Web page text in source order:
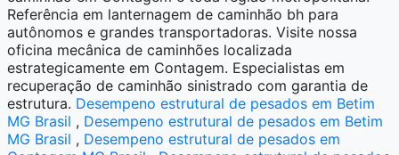
Referência em lanternagem de caminhão bh para
autônomos e grandes transportadoras. Visite nossa
oficina mecânica de caminhões localizada
estrategicamente em Contagem. Especialistas em
recuperação de caminhão sinistrado com garantia de
estrutura. Desempeno estrutural de pesados em Betim
MG Brasil , Desempeno estrutural de pesados em Betim
MG Brasil , Desempeno estrutural de pesados em